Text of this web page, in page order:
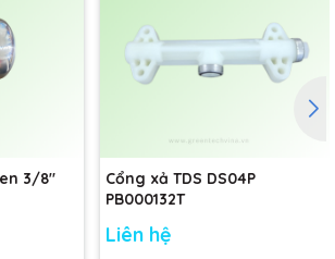
3/8"
Cổng xả TDS DS04P
PB000132T
Liên hệ